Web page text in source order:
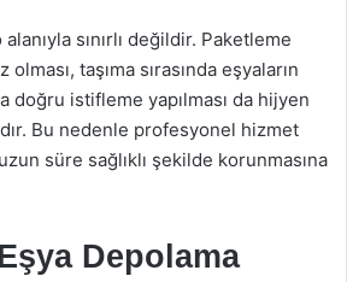
sınırlı değildir. Paketleme
taşıma sırasında eşyaların
doğru istifleme yapılması da hijyen
Bu nedenle profesyonel hizmet
süre sağlıklı şekilde korunmasına
Depolama